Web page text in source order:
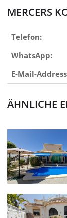
MERCERS
Telefon:
WhatsApp:
E-Mail-
ÄHNLICHE